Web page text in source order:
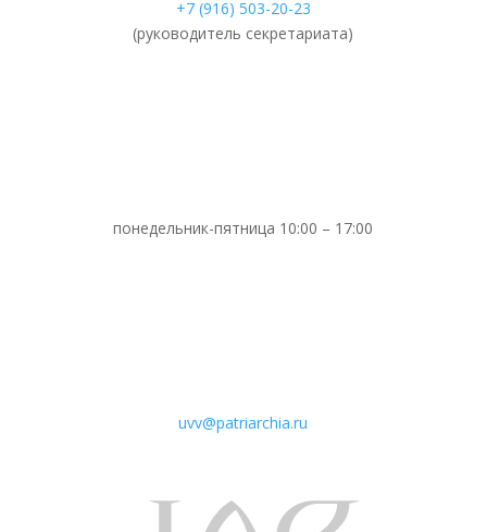
+7 (916) 503-20-23
(руководитель секретариата)
понедельник-пятница 10:00 – 17:00
uvv@patriarchia.ru